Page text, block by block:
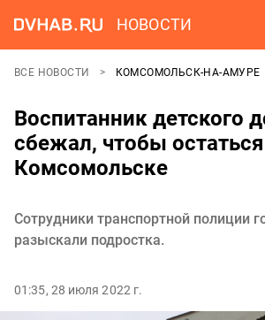
НОВОСТИ
ВСЕ НОВОСТИ КОМСОМОЛЬСК-НА-АМУРЕ
Воспитанник детского
сбежал, чтобы
Комсомольске
Сотрудники транспортной полиции
разыскали подростка.
01:35, 28 июля 2022 г.